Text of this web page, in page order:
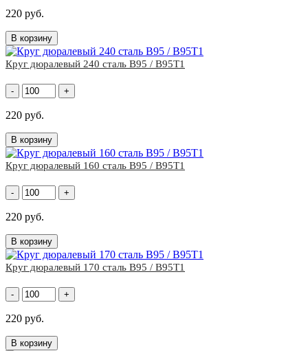
220 руб.
В корзину
Круг дюралевый 240 сталь В95 / В95Т1
- +
220 руб.
В корзину
Круг дюралевый 160 сталь В95 / В95Т1
- +
220 руб.
В корзину
Круг дюралевый 170 сталь В95 / В95Т1
- +
220 руб.
В корзину